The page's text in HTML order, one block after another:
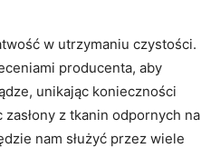
w utrzymaniu czystości.
producenta, aby
unikając konieczności
z tkanin odpornych na
nam służyć‍ przez wiele⁣